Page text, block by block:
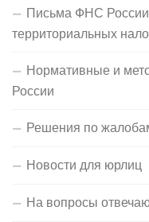
Письма ФНС
территориальных
Нормативные и
России
Решения по
Новости для юрлиц
На вопросы